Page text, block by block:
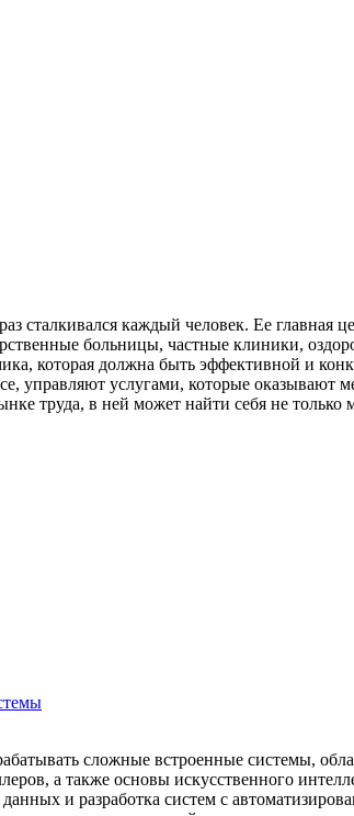
сталкивался каждый человек. Ее главная
больницы, частные клиники,
которая должна быть эффективной и
управляют услугами, которые оказывают
труда, в ней может найти себя не
сложные встроенные системы,
а также основы искусственного
и разработка систем с